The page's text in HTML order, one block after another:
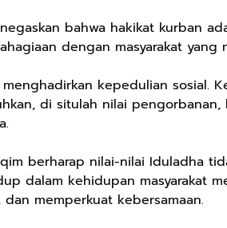
bahwa hakikat kurban
dengan masyarakat yang
menghadirkan kepedulian sosial.
di situlah nilai pengorbanan,
berharap nilai-nilai Iduladha
dalam kehidupan masyarakat
memperkuat kebersamaan.
Tint
Liptint All
ROMANTIC
SERIES BUY 1
GET 3PCS
SHIMMER SPRAY
UNISEX
Shopee